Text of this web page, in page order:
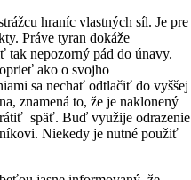
hraníc vlastných síl. Je pre
Práve tyran dokáže
tak nepozorný pád do únavy.
ako o svojho
sa nechať odtlačiť do vyššej
znamená to, že je naklonený
späť. Buď využije odrazenie
Niekedy je nutné použiť